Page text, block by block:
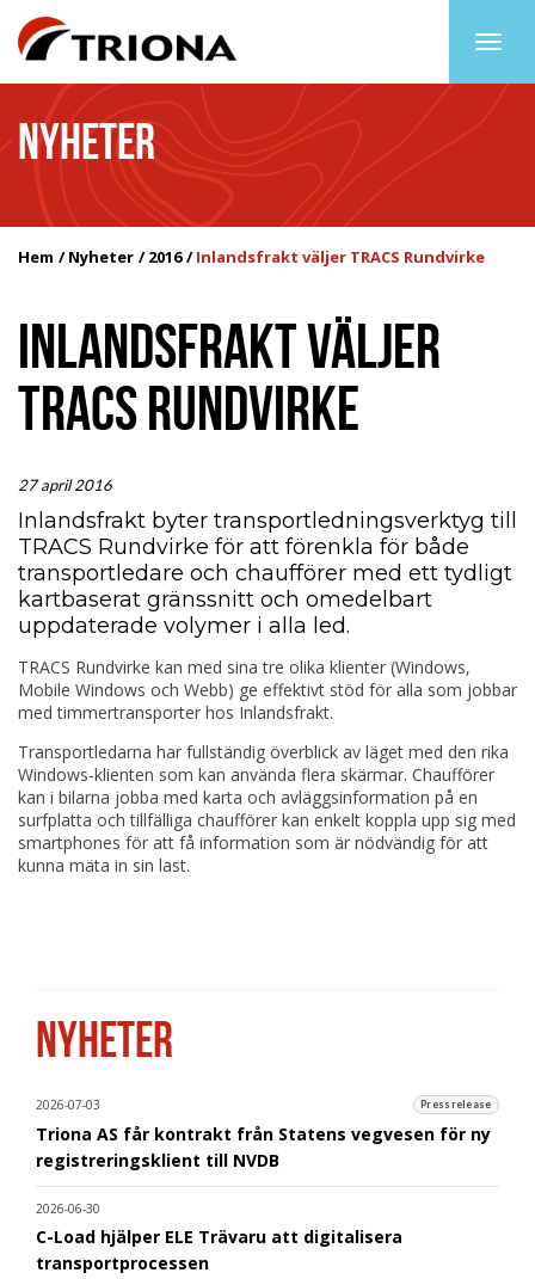
NYHETER
Hem Nyheter 2016 Inlandsfrakt väljer TRACS Rundvirke
INLANDSFRAKT VÄLJER
TRACS RUNDVIRKE
27 april 2016
Inlandsfrakt byter transportledningsverktyg till
TRACS Rundvirke för att förenkla för både
transportledare och chaufförer med ett tydligt
kartbaserat gränssnitt och omedelbart
uppdaterade volymer i alla led.
TRACS Rundvirke kan med sina tre olika klienter (Windows,
Mobile Windows och Webb) ge effektivt stöd för alla som jobbar
med timmertransporter hos Inlandsfrakt.
Transportledarna har fullständig överblick av läget med den rika
Windows-klienten som kan använda flera skärmar. Chaufförer
kan i bilarna jobba med karta och avläggsinformation på en
surfplatta och tillfälliga chaufförer kan enkelt koppla upp sig med
smartphones för att få information som är nödvändig för att
kunna mäta in sin last.
NYHETER
2026-07-03 Pressrelease
Triona AS får kontrakt från Statens vegvesen för ny
registreringsklient till NVDB
2026-06-30
C-Load hjälper ELE Trävaru att digitalisera
transportprocessen